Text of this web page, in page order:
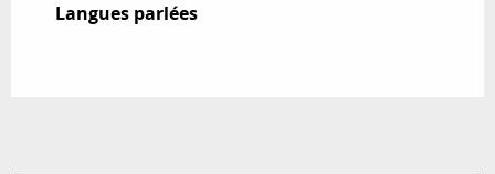
Langues parlées
Langues parlées